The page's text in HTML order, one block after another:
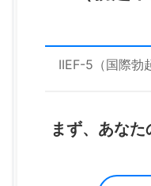
IIEF-5（国際勃
まず、あな